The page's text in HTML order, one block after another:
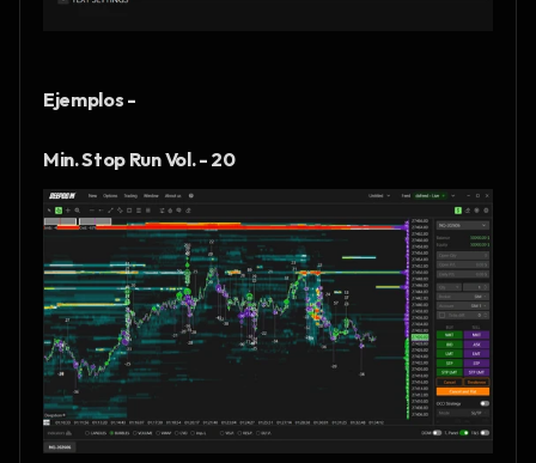
Ejemplos -
Min. Stop Run Vol. - 20